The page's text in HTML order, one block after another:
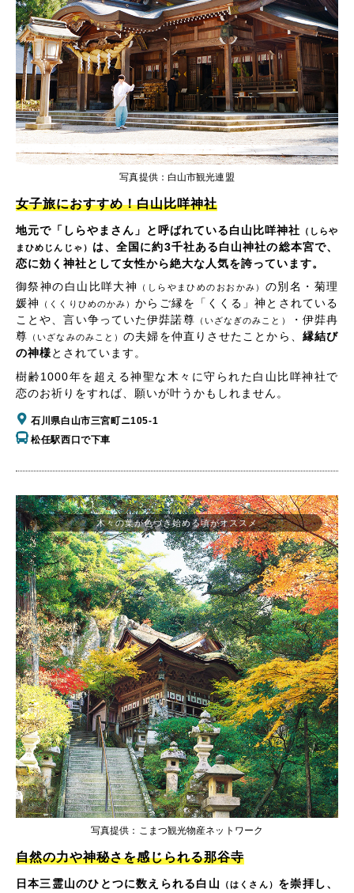
女子旅におすすめ！白山比咩神社
地元で「しらやまさん」と呼ばれている白山比咩神社 （しらや
まひめじんじゃ） は、全国に約3千社ある白山神社の総本宮で、
恋に効く神社として女性から絶大な人気を誇っています。
御祭神の白山比咩大神
（しらやまひめのおおかみ） の別名・菊理
媛神
（くくりひめのかみ）からご縁を「くくる」神とされている
ことや、言い争っていた伊弉諾尊 （いざなぎのみこと）
・伊弉冉
尊 （いざなみのみこと）の夫婦を仲直りさせたことから、 縁結び
の神様とされています。
樹齢1000年を超える神聖な木々に守られた白山比咩神社で
恋のお祈りをすれば、願いが叶うかもしれません。
石川県白山市三宮町ニ105-1
松任駅西口で下車
写真提供：白山市観光連盟
木々の葉が色づき始める頃がオススメ
写真提供：こまつ観光物産ネットワーク
自然の力や神秘さを感じられる那谷寺
日本三霊山のひとつに数えられる白山 （はくさん） を崇拝し、